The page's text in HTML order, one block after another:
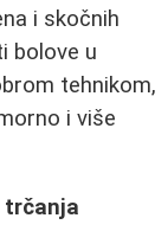
i skočnih
bolove u
tehnikom,
i više
trčanja